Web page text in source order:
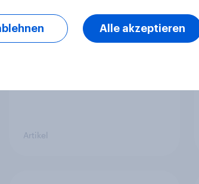
Artikel
Alle akzeptieren